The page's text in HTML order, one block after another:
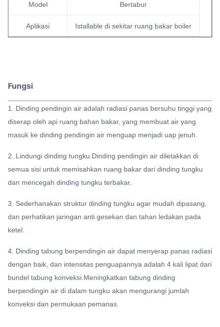
Model Bertabur
Aplikasi Istallable di sekitar ruang bakar boiler
Fungsi
1. Dinding pendingin air adalah radiasi panas bersuhu tinggi yang
diserap oleh api ruang bahan bakar, yang membuat air yang
masuk ke dinding pendingin air menguap menjadi uap jenuh.
2. Lindungi dinding tungku.Dinding pendingin air diletakkan di
semua sisi untuk memisahkan ruang bakar dari dinding tungku
dan mencegah dinding tungku terbakar.
3. Sederhanakan struktur dinding tungku agar mudah dipasang,
dan perhatikan jaringan anti gesekan dan tahan ledakan pada
ketel.
4. Dinding tabung berpendingin air dapat menyerap panas radiasi
dengan baik, dan intensitas penguapannya adalah 4 kali lipat dari
bundel tabung konveksi.Meningkatkan tabung dinding
berpendingin air di dalam tungku akan mengurangi jumlah
konveksi dan permukaan pemanas.